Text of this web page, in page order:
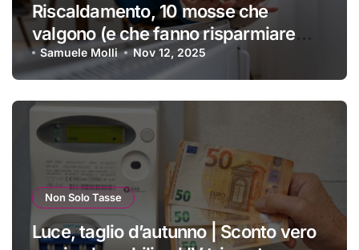
Riscaldamento, 10 mosse che
valgono (e che fanno risparmiare
tanti soldini) | I trucchi migliori per
passare un inverno spettacolare
Samuele Molli Nov 12, 2025
Non Solo Tasse
Luce, taglio d’autunno | Sconto vero